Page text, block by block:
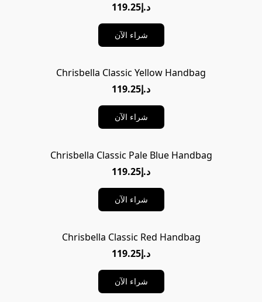
د.إ119.25
شراء الآن
Chrisbella Classic Yellow Handbag
د.إ119.25
شراء الآن
Chrisbella Classic Pale Blue Handbag
د.إ119.25
شراء الآن
Chrisbella Classic Red Handbag
د.إ119.25
شراء الآن